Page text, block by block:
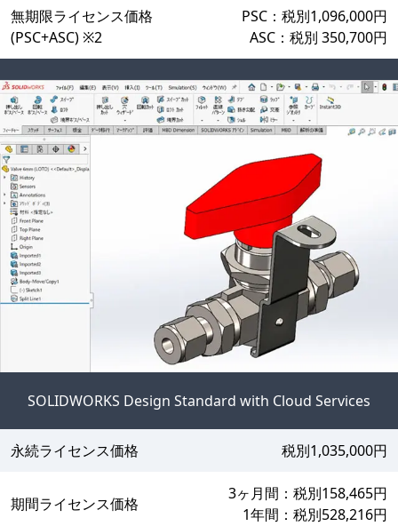
無期限ライセンス価格
(PSC+ASC) ※2
PSC：税別1,096,000円
ASC：税別 350,700円
SOLIDWORKS Design Standard with Cloud Services
永続ライセンス価格 税別1,035,000円
期間ライセンス価格
3ヶ月間：税別158,465円
1年間：税別528,216円